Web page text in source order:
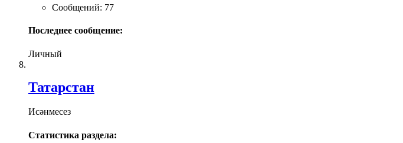
Сообщений: 77
Последнее сообщение:
Личный
Татарстан
Исәнмесез
Статистика раздела: